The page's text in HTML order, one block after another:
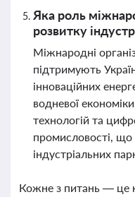
Яка роль
розвитку
Міжнародні
підтримують
інноваційних
водневої
технологій та
промисловості, що
індустріальних
Кожне з питань — це